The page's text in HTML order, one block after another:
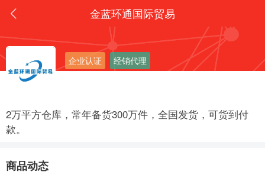
金蓝环通国际贸易
企业认证 经销代理
2万平方仓库，常年备货300万件，全国发货，可货到付
款。
商品动态